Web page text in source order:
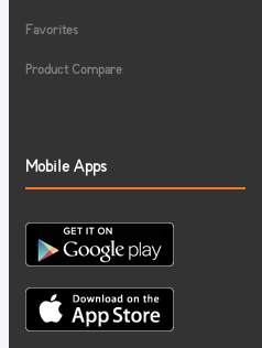
Favorites
Product Compare
Mobile Apps